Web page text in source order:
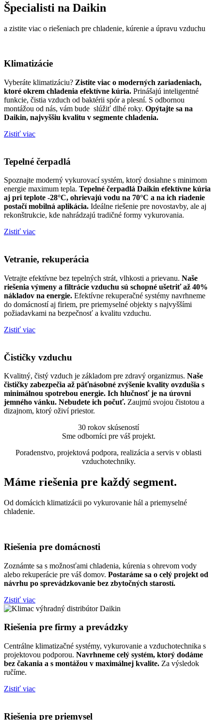
Špecialisti na Daikin
a zistite viac o riešeniach pre chladenie, kúrenie a úpravu vzduchu
Klimatizácie
Vyberáte klimatizáciu? Zistite viac o moderných zariadeniach,
ktoré okrem chladenia efektívne kúria. Prinášajú inteligentné
funkcie, čistia vzduch od baktérii spór a plesní. S odbornou
montážou od nás, vám bude slúžiť dlhé roky. Opýtajte sa na
Daikin, najvyššiu kvalitu v segmente chladenia.
Zistiť viac
Tepelné čerpadlá
Spoznajte moderný vykurovací systém, ktorý dosiahne s minimom
energie maximum tepla. Tepelné čerpadlá Daikin efektívne kúria
aj pri teplote -28°C, ohrievajú vodu na 70°C a na ich riadenie
postačí mobilná aplikácia. Ideálne riešenie pre novostavby, ale aj
rekonštrukcie, kde nahrádzajú tradičné formy vykurovania.
Zistiť viac
Vetranie, rekuperácia
Vetrajte efektívne bez tepelných strát, vlhkosti a prievanu. Naše
riešenia výmeny a filtrácie vzduchu sú schopné ušetriť až 40%
nákladov na energie. Efektívne rekuperačné systémy navrhneme
do domácností aj firiem, pre priemyselné objekty s najvyššími
požiadavkami na bezpečnosť a kvalitu vzduchu.
Zistiť viac
Čističky vzduchu
Kvalitný, čistý vzduch je základom pre zdravý organizmus. Naše
čističky zabezpečia až päťnásobné zvýšenie kvality ovzdušia s
minimálnou spotrebou energie. Ich hlučnosť je na úrovni
jemného vánku. Nebudete ich počuť. Zaujmú svojou čistotou a
dizajnom, ktorý oživí priestor.
30 rokov skúseností
Sme odborníci pre váš projekt.
Poradenstvo, projektová podpora, realizácia a servis v oblasti
vzduchotechniky.
Máme riešenia pre každý segment.
Od domácich klimatizácii po vykurovanie hál a priemyselné
chladenie.
Riešenia pre domácnosti
Zoznámte sa s možnosťami chladenia, kúrenia s ohrevom vody
alebo rekuperácie pre váš domov. Postaráme sa o celý projekt od
návrhu po sprevádzkovanie bez zbytočných starostí.
Zistiť viac
Riešenia pre firmy a prevádzky
Centrálne klimatizačné systémy, vykurovanie a vzduchotechnika s
projektovou podporou. Navrhneme celý systém, ktorý dodáme
bez čakania a s montážou v maximálnej kvalite. Za výsledok
ručíme.
Zistiť viac
Riešenia pre priemysel